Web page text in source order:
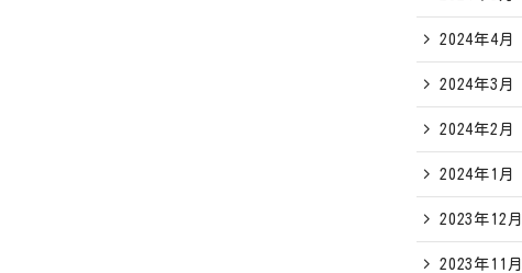
2024年4月
2024年3月
2024年2月
2024年1月
2023年12月
2023年11月